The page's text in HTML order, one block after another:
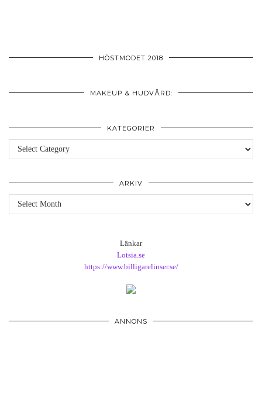
HÖSTMODET 2018
MAKEUP & HUDVÅRD:
KATEGORIER
Kategorier
ARKIV
Arkiv
Länkar
Lotsia.se
https://www.billigarelinser.se/
ANNONS